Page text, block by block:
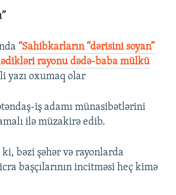
“Sahibkarların “dərisini soyan”
rayonu dədə-baba mülkü
yazı oxumaq olar
iş adamı münasibətlərini
ilə müzakirə edib.
bəzi şəhər və rayonlarda
başçılarının incitməsi heç kimə